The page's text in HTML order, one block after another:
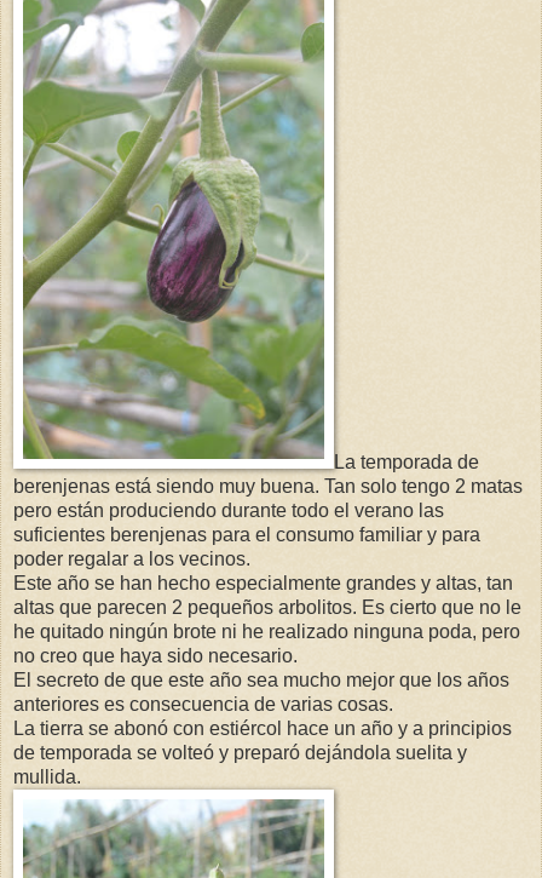
La temporada de
berenjenas está siendo muy buena. Tan solo tengo 2 matas
pero están produciendo durante todo el verano las
suficientes berenjenas para el consumo familiar y para
poder regalar a los vecinos.
Este año se han hecho especialmente grandes y altas, tan
altas que parecen 2 pequeños arbolitos. Es cierto que no le
he quitado ningún brote ni he realizado ninguna poda, pero
no creo que haya sido necesario.
El secreto de que este año sea mucho mejor que los años
anteriores es consecuencia de varias cosas.
La tierra se abonó con estiércol hace un año y a principios
de temporada se volteó y preparó dejándola suelita y
mullida.